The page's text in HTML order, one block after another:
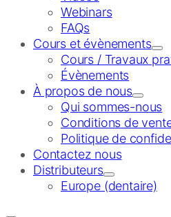
Webinars
FAQs
Cours et évènements
Cours / Travaux
Évènements
À propos de nous
Qui sommes-nous
Conditions de
Politique de
Contactez nous
Distributeurs
Europe (dentaire)